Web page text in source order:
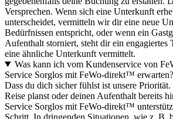
Versprechen. Wenn sich eine Unterkunft
unterscheidet, vermitteln wir dir eine neue
Bedürfnissen entspricht, oder wenn ein
Aufenthalt storniert, steht dir ein engagiertes
eine ähnliche Unterkunft vermittelt.
Was kann ich vom Kundenservice von
Service Sorglos mit FeWo-direkt™ erwarten?
Dass du dich sicher fühlst ist unsere
Reise planst oder deinen Aufenthalt bereits
Service Sorglos mit FeWo-direkt™
Schritt. In dringenden Situationen, wie z. B.